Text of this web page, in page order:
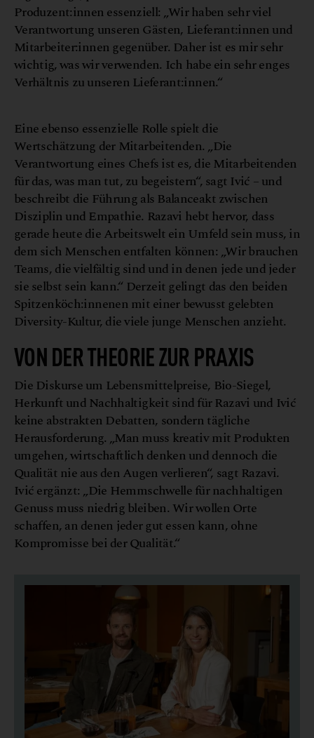
Produzent:innen essenziell: „Wir haben sehr viel
Verantwortung unseren Gästen, Lieferant:innen und
Mitarbeiter:innen gegenüber. Daher ist es mir sehr
wichtig, was wir verwenden. Ich habe ein sehr enges
Verhältnis zu unseren Lieferant:innen.“
Eine ebenso essenzielle Rolle spielt die
Wertschätzung der Mitarbeitenden. „Die
Verantwortung eines Chefs ist es, die Mitarbeitenden
für das, was man tut, zu begeistern“, sagt Ivić – und
beschreibt die Führung als Balanceakt zwischen
Disziplin und Empathie. Razavi hebt hervor, dass
gerade heute die Arbeitswelt ein Umfeld sein muss, in
dem sich Menschen entfalten können: „Wir brauchen
Teams, die vielfältig sind und in denen jede und jeder
sie selbst sein kann.“ Derzeit gelingt das den beiden
Spitzenköch:innenen mit einer bewusst gelebten
Diversity-Kultur, die viele junge Menschen anzieht.
VON DER THEORIE ZUR PRAXIS
Die Diskurse um Lebensmittelpreise, Bio-Siegel,
Herkunft und Nachhaltigkeit sind für Razavi und Ivić
keine abstrakten Debatten, sondern tägliche
Herausforderung. „Man muss kreativ mit Produkten
umgehen, wirtschaftlich denken und dennoch die
Qualität nie aus den Augen verlieren“, sagt Razavi.
Ivić ergänzt: „Die Hemmschwelle für nachhaltigen
Genuss muss niedrig bleiben. Wir wollen Orte
schaffen, an denen jeder gut essen kann, ohne
Kompromisse bei der Qualität.“